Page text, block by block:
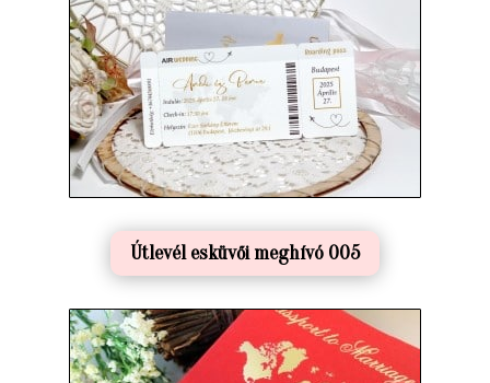
Útlevél esküvői meghívó 005